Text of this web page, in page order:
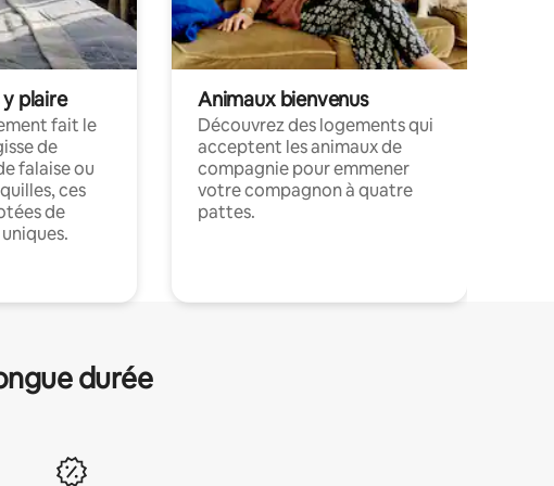
y plaire
fait le
de
falaise ou
ces
de
Animaux bienvenus
Découvrez des logements qui
acceptent les animaux de
compagnie pour emmener
votre compagnon à quatre
pattes.
durée